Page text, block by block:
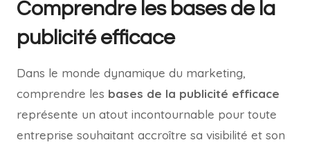
Comprendre les bases de la
publicité efficace
Dans le monde dynamique du marketing,
comprendre les bases de la publicité efficace
représente un atout incontournable pour toute
entreprise souhaitant accroître sa visibilité et son